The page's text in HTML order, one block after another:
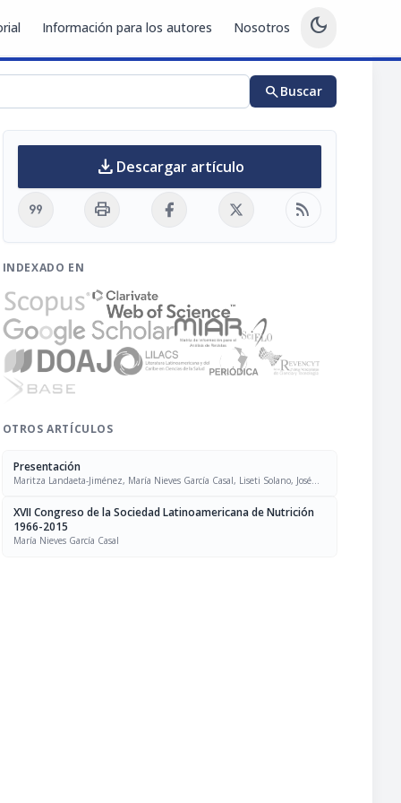
Información para los autores Nosotros dark_mode
searchBuscar
download Descargar artículo
format_quote print rss_feed
INDEXADO EN
OTROS ARTÍCULOS
Presentación
Maritza Landaeta-Jiménez, María Nieves García Casal, Liseti Solano, José
XVII Congreso de la Sociedad Latinoamericana de Nutrición
1966-2015
María Nieves García Casal